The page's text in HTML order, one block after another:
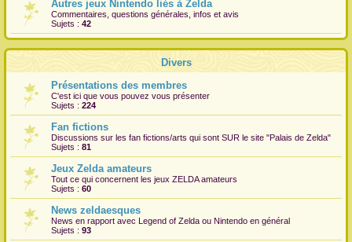
Autres jeux Nintendo liés à Zelda
Commentaires, questions générales, infos et avis
Sujets : 42
Divers
Présentations des membres
C'est ici que vous pouvez vous présenter
Sujets : 224
Fan fictions
Discussions sur les fan fictions/arts qui sont SUR le site "Palais de Zelda"
Sujets : 81
Jeux Zelda amateurs
Tout ce qui concernent les jeux ZELDA amateurs
Sujets : 60
News zeldaesques
News en rapport avec Legend of Zelda ou Nintendo en général
Sujets : 93